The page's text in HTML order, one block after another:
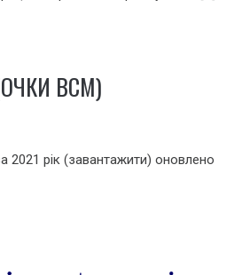
ВСМ)
2021 рік (завантажити) оновлено